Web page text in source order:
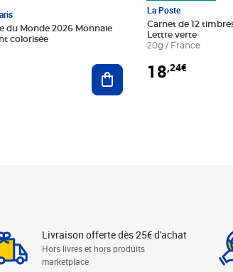
du Monde 2026 Monnaie
colorisée
Ajouter au panier
La Poste
Carnet de 12
Lettre verte
20g / France
18,24€
Livraison offerte dès 25€ d'achat
Hors livres et hors produits
marketplace